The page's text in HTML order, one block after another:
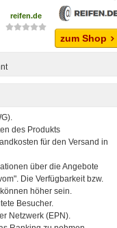
reifen.de
zum Shop